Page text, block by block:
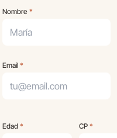
Tus datos
Nombre*
Email*
Sobre ti
Edad* CP*